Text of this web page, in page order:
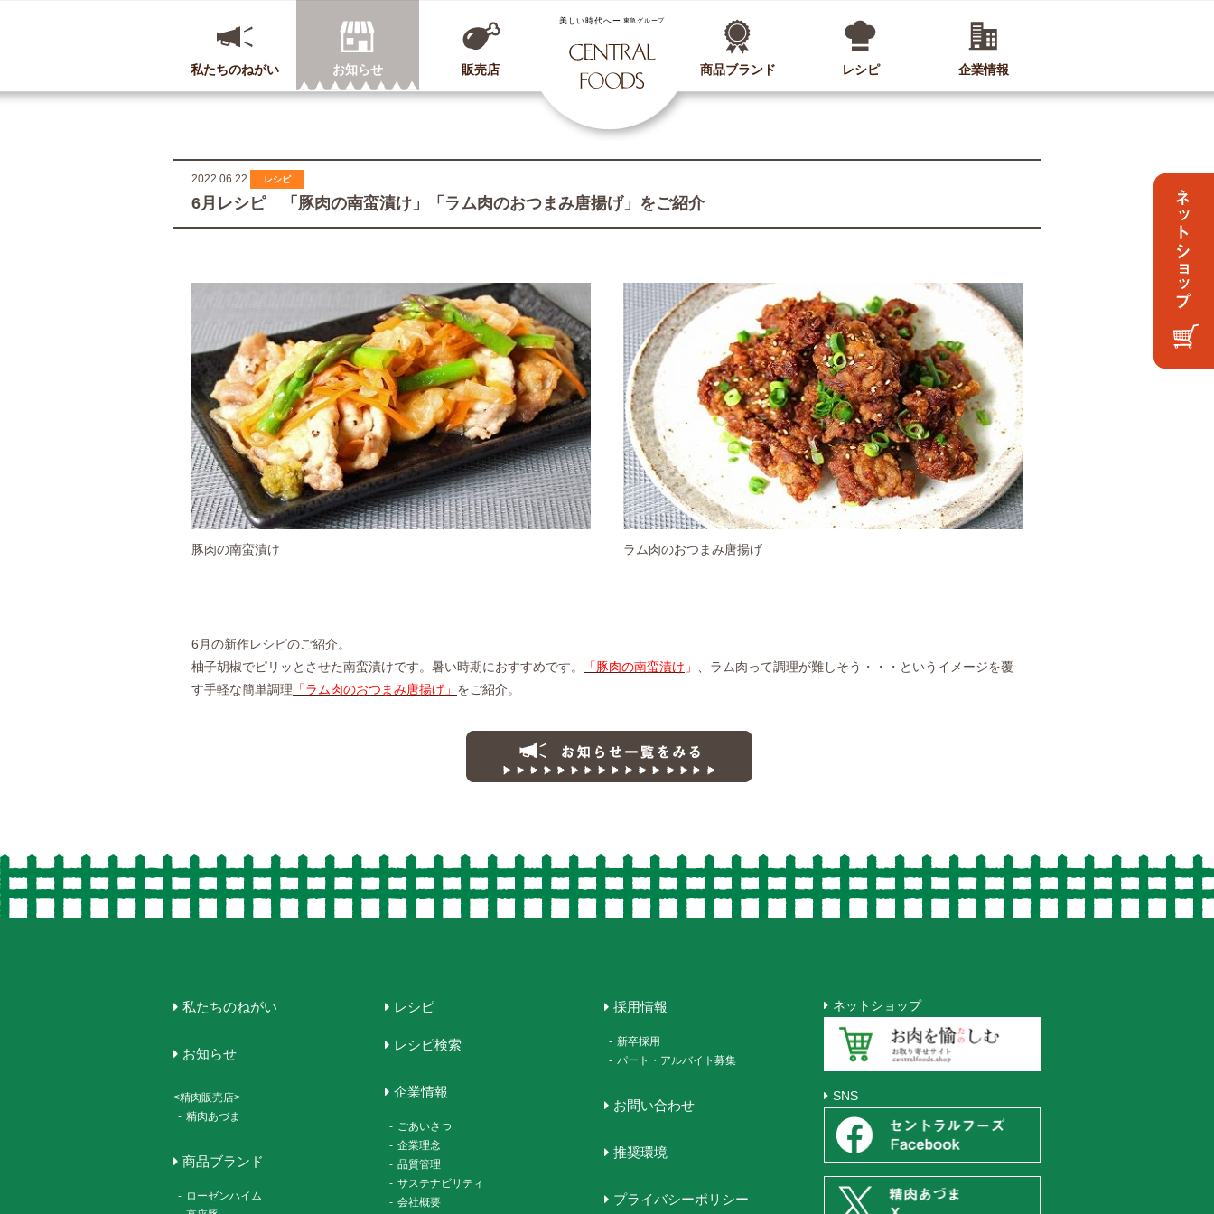
CENTRAL FOODS
私たちのねがい お知らせ 販売店 商品ブランド レシピ 企業情報
2022.06.22 レシピ
6月レシピ 「豚肉の南蛮漬け」「ラム肉のおつまみ唐揚げ」をご紹介
豚肉の南蛮漬け ラム肉のおつまみ唐揚げ
6月の新作レシピのご紹介。
柚子胡椒でピリッとさせた南蛮漬けです。暑い時期におすすめです。
「豚肉の南蛮漬け 」
、ラム肉って調理が難しそう・・・というイメージを覆
す手軽な簡単調理 「ラム肉のおつまみ唐揚げ」 をご紹介。
ネットショップ
SNS
私たちのねがい
お知らせ
<精肉販売店>
- 精肉あづま
商品ブランド
- ローゼンハイム
レシピ
レシピ検索
企業情報
- ごあいさつ
- 企業理念
- 品質管理
- サステナビリティ
- 会社概要
採用情報
- 新卒採用
- パート・アルバイト募集
お問い合わせ
推奨環境
プライバシーポリシー